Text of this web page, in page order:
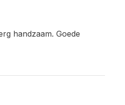
handzaam. Goede